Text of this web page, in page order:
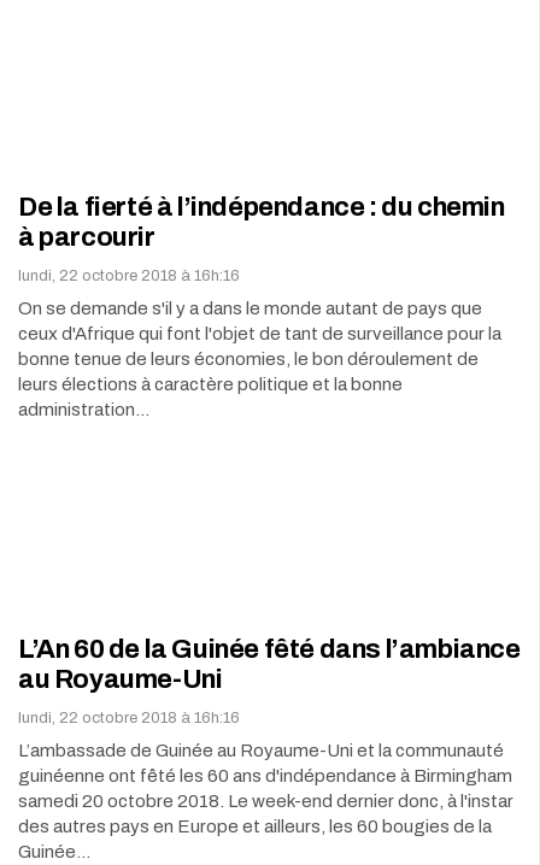
De la fierté à l’indépendance : du chemin
à parcourir
lundi, 22 octobre 2018 à 16h:16
On se demande s'il y a dans le monde autant de pays que
ceux d'Afrique qui font l'objet de tant de surveillance pour la
bonne tenue de leurs économies, le bon déroulement de
leurs élections à caractère politique et la bonne
administration…
L’An 60 de la Guinée fêté dans l’ambiance
au Royaume-Uni
lundi, 22 octobre 2018 à 16h:16
L’ambassade de Guinée au Royaume-Uni et la communauté
guinéenne ont fêté les 60 ans d'indépendance à Birmingham
samedi 20 octobre 2018. Le week-end dernier donc, à l'instar
des autres pays en Europe et ailleurs, les 60 bougies de la
Guinée…